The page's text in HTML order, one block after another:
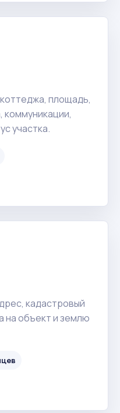
площадь,
коммуникации,
участка.
кадастровый
на объект и землю